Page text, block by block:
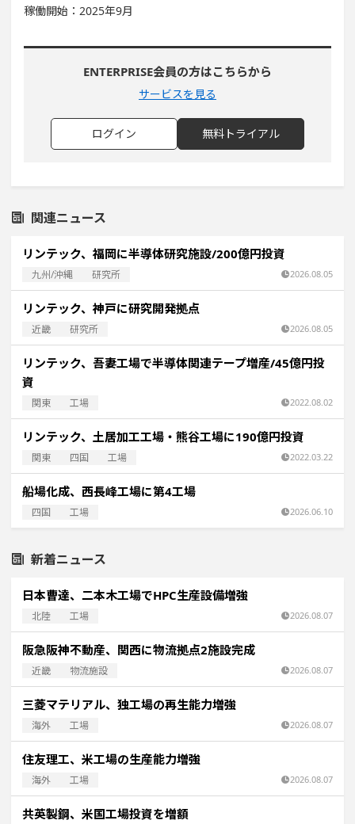
稼働開始：2025年9月
ENTERPRISE会員の方はこちらから
サービスを見る
ログイン 無料トライアル
関連ニュース
リンテック、福岡に半導体研究施設/200億円投資
九州/沖縄 研究所 2026.08.05
リンテック、神戸に研究開発拠点
近畿 研究所 2026.08.05
リンテック、吾妻工場で半導体関連テープ増産/45億円投
資
関東 工場 2022.08.02
リンテック、土居加工工場・熊谷工場に190億円投資
関東 四国 工場 2022.03.22
船場化成、西長峰工場に第4工場
四国 工場 2026.06.10
新着ニュース
日本曹達、二本木工場でHPC生産設備増強
北陸 工場 2026.08.07
阪急阪神不動産、関西に物流拠点2施設完成
近畿 物流施設 2026.08.07
三菱マテリアル、独工場の再生能力増強
海外 工場 2026.08.07
住友理工、米工場の生産能力増強
海外 工場 2026.08.07
共英製鋼、米国工場投資を増額